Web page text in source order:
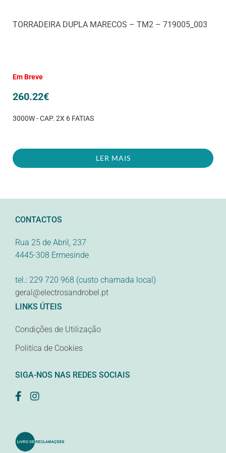
TORRADEIRA DUPLA MARECOS – TM2 – 719005_003
Em Breve
260.22€
3000W - CAP. 2X 6 FATIAS
LER MAIS
CONTACTOS
Rua 25 de Abril, 237
4445-308 Ermesinde
tel.: 229 720 968 (custo chamada local)
geral@electrosandrobel.pt
LINKS ÚTEIS
Condições de Utilização
Politíca de Cookies
SIGA-NOS NAS REDES SOCIAIS